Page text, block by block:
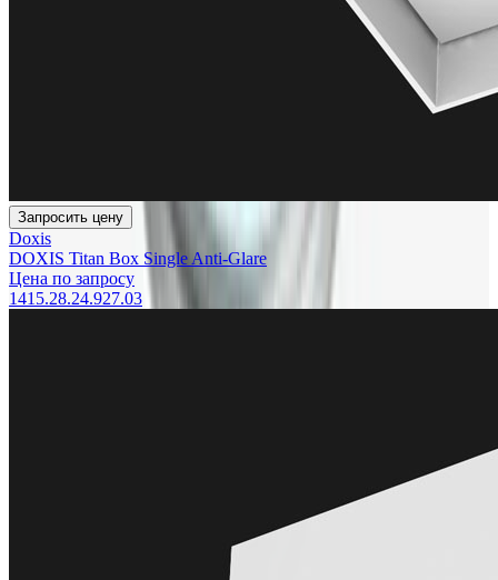
Запросить цену
Doxis
DOXIS Titan Box Single Anti-Glare
Цена по запросу
1415.28.24.927.03